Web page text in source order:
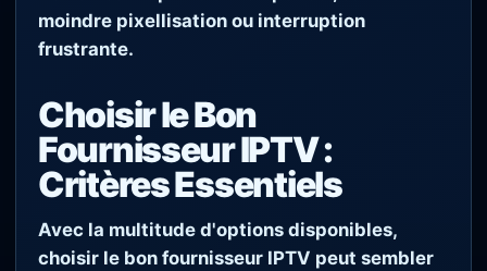
moindre pixellisation ou interruption
frustrante.
Choisir le Bon
Fournisseur IPTV :
Critères Essentiels
Avec la multitude d'options disponibles,
choisir le bon fournisseur IPTV peut sembler